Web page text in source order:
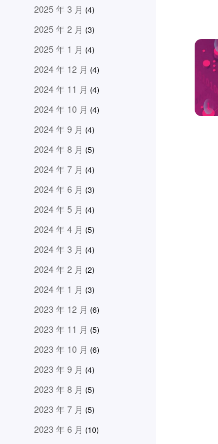
2025 年 3 月 (4)
2025 年 2 月 (3)
2025 年 1 月 (4)
2024 年 12 月 (4)
2024 年 11 月 (4)
2024 年 10 月 (4)
2024 年 9 月 (4)
2024 年 8 月 (5)
2024 年 7 月 (4)
2024 年 6 月 (3)
2024 年 5 月 (4)
2024 年 4 月 (5)
2024 年 3 月 (4)
2024 年 2 月 (2)
2024 年 1 月 (3)
2023 年 12 月 (6)
2023 年 11 月 (5)
2023 年 10 月 (6)
2023 年 9 月 (4)
2023 年 8 月 (5)
2023 年 7 月 (5)
2023 年 6 月 (10)